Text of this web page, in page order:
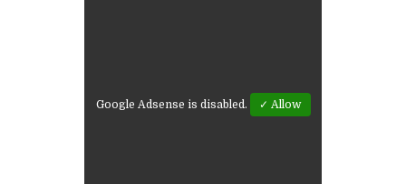
Google Adsense is disabled. ✓ Allow